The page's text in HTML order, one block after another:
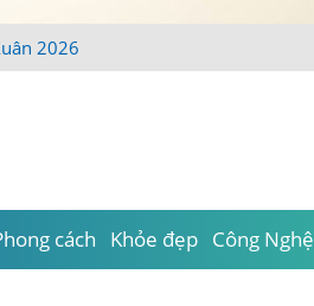
2026
cách Khỏe đẹp Công Nghệ